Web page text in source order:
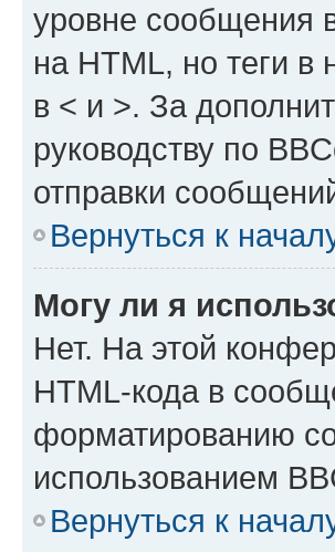
уровне сообщения
на HTML, но теги в
в < и >. За
руководству по
отправки
Вернуться к
Могу ли я
Нет. На этой
HTML-кода в
форматированию
использованием
Вернуться к